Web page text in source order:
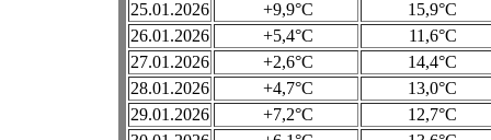
25.01.2026
+9,9°C
15,9°C
26.01.2026
+5,4°C
11,6°C
27.01.2026
+2,6°C
14,4°C
28.01.2026
+4,7°C
13,0°C
29.01.2026
+7,2°C
12,7°C